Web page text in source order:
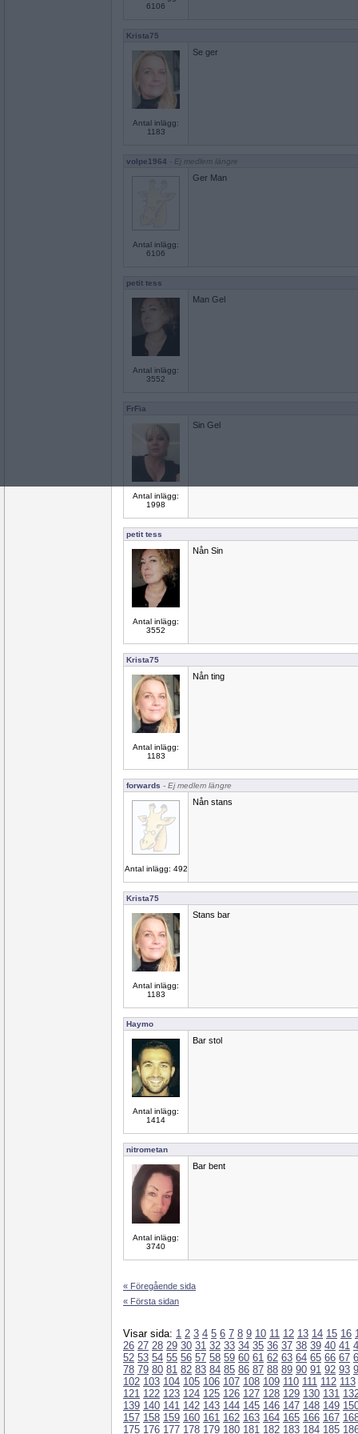
6106
Krista75
Antal inlägg:
1183
Se ger
volpe1964 - Ej medlem längre
Antal inlägg:
6106
Ger Man
petit tess
Antal inlägg:
3552
Man Gel
FrFia
Antal inlägg:
1998
Sin Gel
petit tess
Antal inlägg:
3552
Nån Sin
Krista75
Antal inlägg:
1183
Nån ting
forwards - Ej medlem längre
Antal inlägg: 492
Nån stans
Krista75
Antal inlägg:
1183
Stans bar
Haymo
Antal inlägg:
1414
Bar stol
nitrometan
Antal inlägg:
3740
Bar bent
« Föregående sida
« Första sidan
Visar sida: 1 2 3 4 5 6 7 8 9 10 11 12 13 14 15 16
26 27 28 29 30 31 32 33 34 35 36 37 38 39 40 41
52 53 54 55 56 57 58 59 60 61 62 63 64 65 66 67
78 79 80 81 82 83 84 85 86 87 88 89 90 91 92 93
102 103 104 105 106 107 108 109 110 111 112 113
121 122 123 124 125 126 127 128 129 130 131
139 140 141 142 143 144 145 146 147 148 149
157 158 159 160 161 162 163 164 165 166 167
175 176 177 178 179 180 181 182 183 184 185